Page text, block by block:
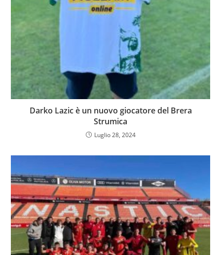
Darko Lazic è un nuovo giocatore del Brera
Strumica
Luglio 28, 2024